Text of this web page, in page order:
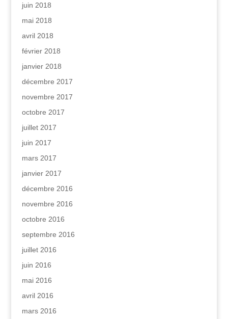
juin 2018
mai 2018
avril 2018
février 2018
janvier 2018
décembre 2017
novembre 2017
octobre 2017
juillet 2017
juin 2017
mars 2017
janvier 2017
décembre 2016
novembre 2016
octobre 2016
septembre 2016
juillet 2016
juin 2016
mai 2016
avril 2016
mars 2016